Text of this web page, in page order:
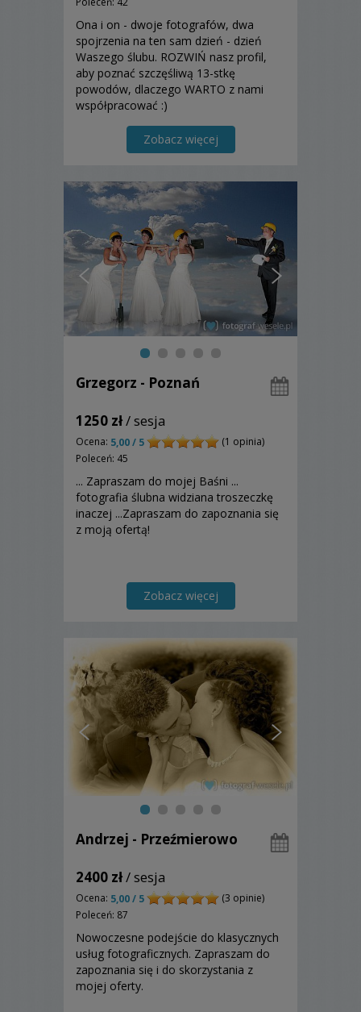
Ona i on - dwoje fotografów, dwa
spojrzenia na ten sam dzień - dzień
Waszego ślubu. ROZWIŃ nasz profil,
aby poznać szczęśliwą 13-stkę
powodów, dlaczego WARTO z nami
współpracować :)
Zobacz więcej
Grzegorz - Poznań
1250 zł/ sesja
Ocena: 5,00 / 5
(1 opinia)
Poleceń: 45
... Zapraszam do mojej Baśni ...
fotografia ślubna widziana troszeczkę
inaczej ...Zapraszam do zapoznania się
z moją ofertą!
Zobacz więcej
Andrzej - Przeźmierowo
2400 zł/ sesja
Ocena: 5,00 / 5
(3 opinie)
Poleceń: 87
Nowoczesne podejście do klasycznych
usług fotograficznych. Zapraszam do
zapoznania się i do skorzystania z
mojej oferty.